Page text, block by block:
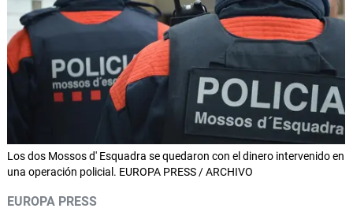
Los dos Mossos d' Esquadra se quedaron con el dinero intervenido en
una operación policial. EUROPA PRESS / ARCHIVO
EUROPA PRESS